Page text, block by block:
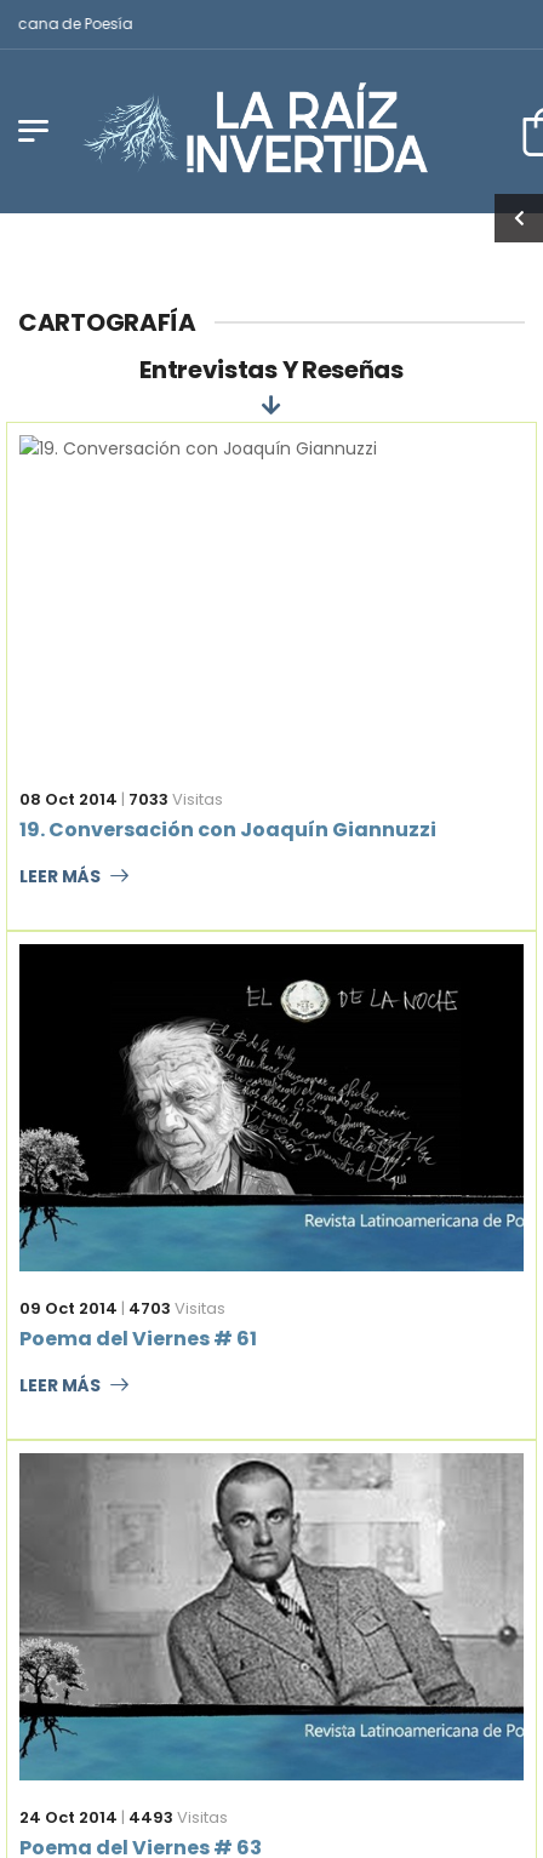
de Poesía
CARTOGRAFÍA
Entrevistas Y Reseñas
08 Oct 2014 | 7033 Visitas
19. Conversación con Joaquín Giannuzzi
LEER MÁS
09 Oct 2014 | 4703 Visitas
Poema del Viernes # 61
LEER MÁS
24 Oct 2014 | 4493 Visitas
Poema del Viernes # 63